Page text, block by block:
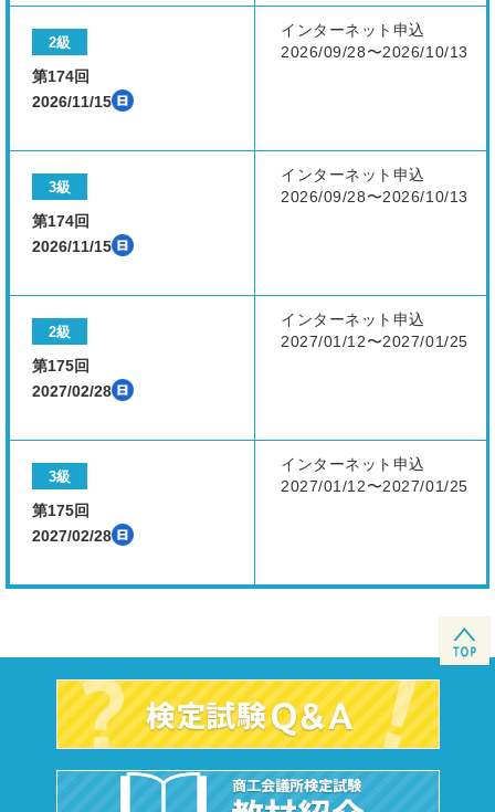
2級
第174回
2026/11/15
インターネット申込
2026/09/28〜2026/10/13
3級
第174回
2026/11/15
インターネット申込
2026/09/28〜2026/10/13
2級
第175回
2027/02/28
インターネット申込
2027/01/12〜2027/01/25
3級
第175回
2027/02/28
インターネット申込
2027/01/12〜2027/01/25